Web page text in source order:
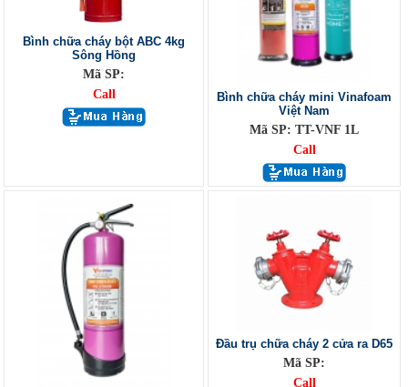
Bình chữa cháy bột ABC 4kg
Sông Hồng
Mã SP:
Call
Bình chữa cháy mini Vinafoam
Việt Nam
Mã SP: TT-VNF 1L
Call
Đầu trụ chữa cháy 2 cửa ra D65
Mã SP:
Call